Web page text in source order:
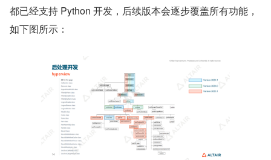
都已经支持 Python 开发，后续版本会逐步覆盖所有功能，
如下图所示：